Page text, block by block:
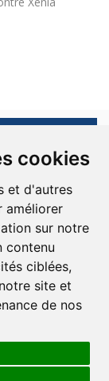
cookies
et d'autres
améliorer
sur notre
contenu
ciblées,
site et
de nos
réservés.